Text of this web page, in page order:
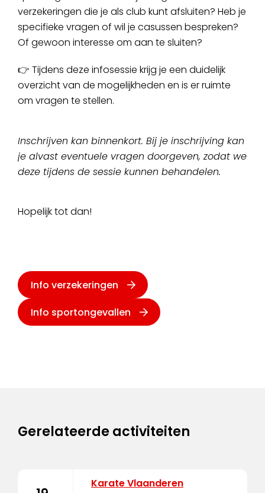
verzekeringen die je als club kunt afsluiten? Heb je
specifieke vragen of wil je casussen bespreken?
Of gewoon interesse om aan te sluiten?
👉 Tijdens deze infosessie krijg je een duidelijk
overzicht van de mogelijkheden en is er ruimte
om vragen te stellen.
Inschrijven kan binnenkort. Bij je inschrijving kan
je alvast eventuele vragen doorgeven, zodat we
deze tijdens de sessie kunnen behandelen.
Hopelijk tot dan!
Info verzekeringen
Info sportongevallen
Gerelateerde activiteiten
Karate Vlaanderen